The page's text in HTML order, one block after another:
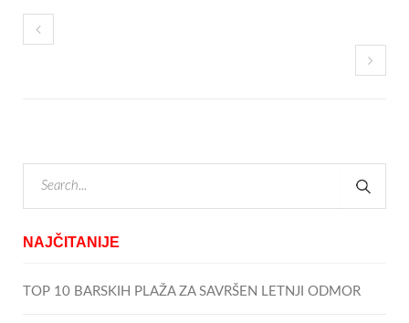
NAJČITANIJE
TOP 10 BARSKIH PLAŽA ZA SAVRŠEN LETNJI ODMOR